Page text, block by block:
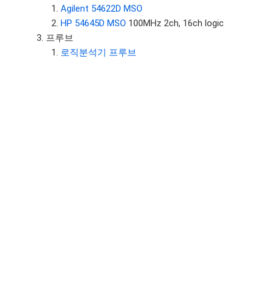
Agilent 54622D MSO
HP 54645D MSO 100MHz 2ch, 16ch logic
프루브
로직분석기 프루브